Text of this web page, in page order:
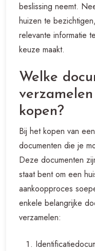
beslissing neemt.
huizen te
relevante informatie
keuze maakt.
Welke
kopen?
Bij het kopen van
documenten die je
Deze documenten
staat bent om een
aankoopproces
enkele belangrijke
verzamelen: